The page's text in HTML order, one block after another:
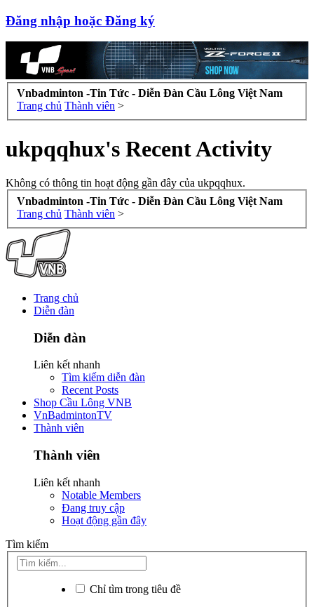
Đăng nhập hoặc Đăng ký
Vnbadminton -Tin Tức - Diễn Đàn Cầu Lông Việt Nam
Trang chủ Thành viên >
ukpqqhux's Recent Activity
Không có thông tin hoạt động gần đây của ukpqqhux.
Vnbadminton -Tin Tức - Diễn Đàn Cầu Lông Việt Nam
Trang chủ Thành viên >
Trang chủ
Diễn đàn
Diễn đàn
Liên kết nhanh
Tìm kiếm diễn đàn
Recent Posts
Shop Cầu Lông VNB
VnBadmintonTV
Thành viên
Thành viên
Liên kết nhanh
Notable Members
Đang truy cập
Hoạt động gần đây
Tìm kiếm
Chỉ tìm trong tiêu đề